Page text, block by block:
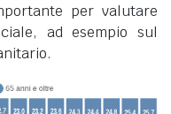
per valutare
ad esempio sul